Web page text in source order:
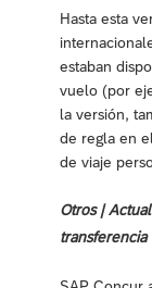
Hasta esta
estaban
vuelo (por
la versión,
de regla en
de viaje
Otros |
transferencia